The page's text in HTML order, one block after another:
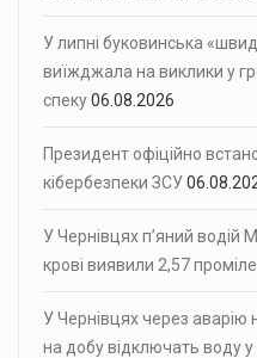
У липні буковинська
виїжджала на виклики у
спеку06.08.2026
Президент офіційно
кібербезпеки ЗСУ
У Чернівцях п’яний
крові виявили 2,57
У Чернівцях через аварію
на добу відключать воду у